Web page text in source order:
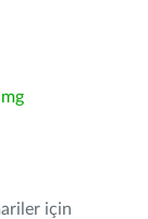
için